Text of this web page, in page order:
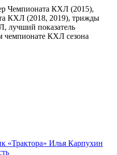
Чемпионата КХЛ (2015),
КХЛ (2018, 2019), трижды
лучший показатель
чемпионате КХЛ сезона
«Трактора» Илья Карпухин